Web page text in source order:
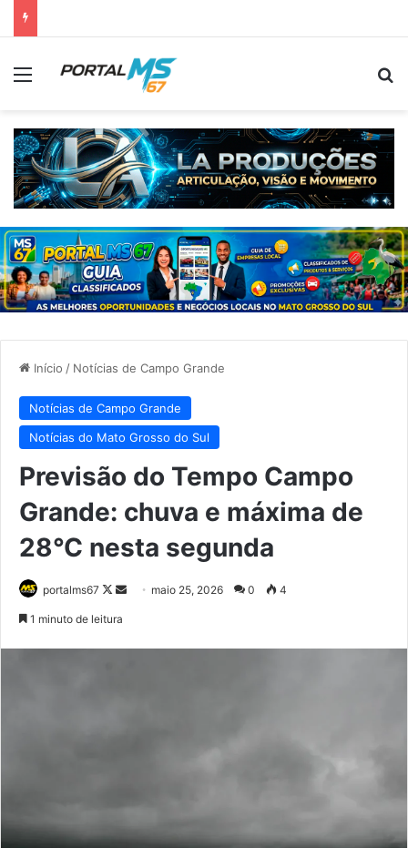
Menu
Início / Notícias de Campo Grande
Notícias de Campo Grande
Notícias do Mato Grosso do Sul
Previsão do Tempo Campo
Grande: chuva e máxima de
28°C nesta segunda
portalms67
Follow
Mandemaio 25, 2026 0 4
1 minuto de leitura